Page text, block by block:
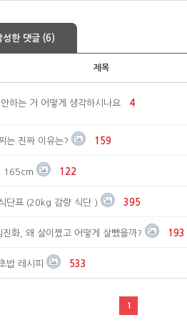
성한 댓글 (6)
제목
하는 거 어떻게 생각하시나요 4
는 진짜 이유는? 159
165cm 122
단표 (20kg 감량 식단 ) 395
화, 왜 살이쪘고 어떻게 살뺐을까? 193
밥 레시피 533
1